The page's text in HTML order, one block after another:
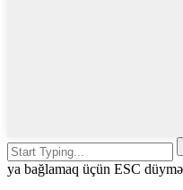
ya bağlamaq üçün ESC